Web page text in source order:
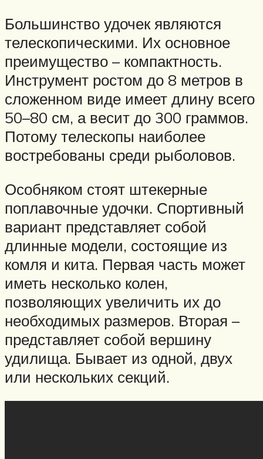
Большинство удочек являются
телескопическими. Их основное
преимущество – компактность.
Инструмент ростом до 8 метров в
сложенном виде имеет длину всего
50–80 см, а весит до 300 граммов.
Потому телескопы наиболее
востребованы среди рыболовов.
Особняком стоят штекерные
поплавочные удочки. Спортивный
вариант представляет собой
длинные модели, состоящие из
комля и кита. Первая часть может
иметь несколько колен,
позволяющих увеличить их до
необходимых размеров. Вторая –
представляет собой вершину
удилища. Бывает из одной, двух
или нескольких секций.